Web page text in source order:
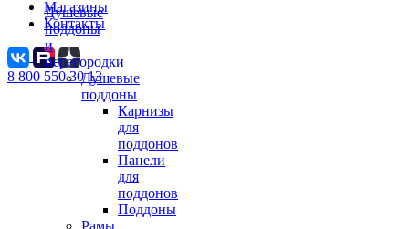
Душевые
поддоны
и
перегородки
Душевые
поддоны
Карнизы
для
поддонов
Панели
для
поддонов
Поддоны
Магазины
Контакты
8 800 550 30 13